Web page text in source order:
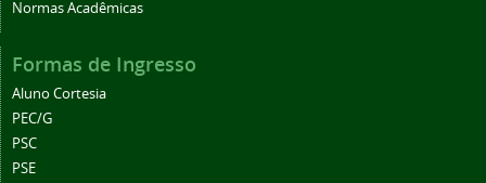
Normas Acadêmicas
Formas de Ingresso
Aluno Cortesia
PEC/G
PSC
PSE